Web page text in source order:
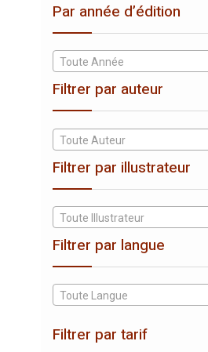
Par année d’édition
Toute Année
Filtrer par auteur
Toute Auteur
Filtrer par illustrateur
Toute Illustrateur
Filtrer par langue
Toute Langue
Filtrer par tarif